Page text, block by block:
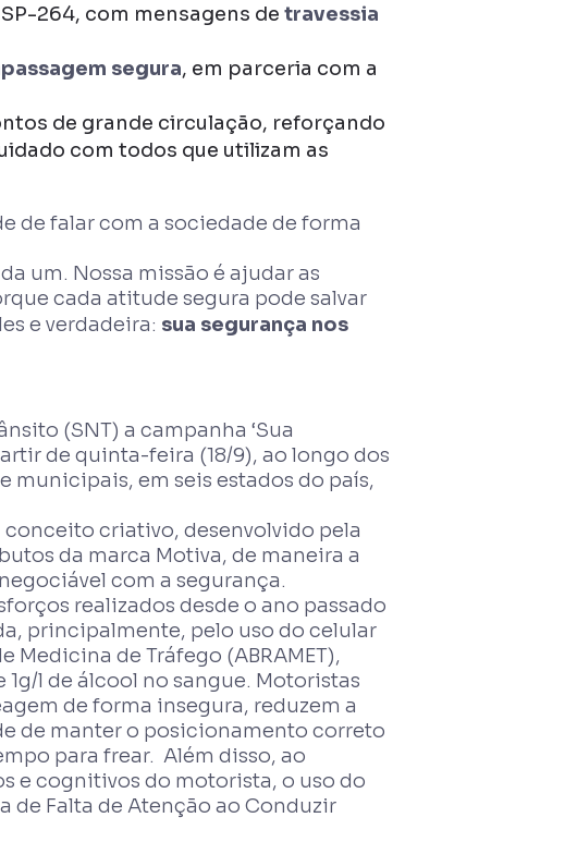
264, com mensagens de travessia
segura, em parceria com a
de grande circulação, reforçando
com todos que utilizam as
de falar com a sociedade de forma
um. Nossa missão é ajudar as
cada atitude segura pode salvar
e verdadeira: sua segurança nos
(SNT) a campanha ‘Sua
de quinta-feira (18/9), ao longo dos
municipais, em seis estados do país,
criativo, desenvolvido pela
da marca Motiva, de maneira a
com a segurança.
realizados desde o ano passado
principalmente, pelo uso do celular
de Tráfego (ABRAMET),
l de álcool no sangue. Motoristas
de forma insegura, reduzem a
de manter o posicionamento correto
para frear. Além disso, ao
e cognitivos do motorista, o uso do
de Falta de Atenção ao Conduzir